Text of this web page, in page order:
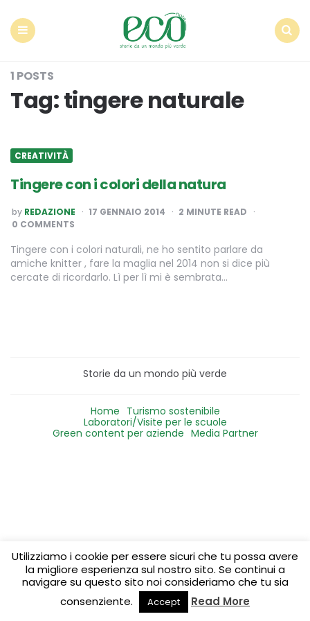
1 POSTS
Tag:tingere naturale
CREATIVITÀ
Tingere con i colori della natura
POSTED
BY
by REDAZIONE 17 GENNAIO 2014 2 MINUTE READ
0 COMMENTS
Tingere con i colori naturali, ne ho sentito parlare da
amiche knitter , fare la maglia nel 2014 non si dice più
cercate di ricordarlo. Lì per lì mi è sembrata…
Storie da un mondo più verde
Home Turismo sostenibile
Laboratori/Visite per le scuole
Green content per aziende Media Partner
Utilizziamo i cookie per essere sicuri che tu possa avere
la migliore esperienza sul nostro sito. Se continui a
navigare su questo sito noi consideriamo che tu sia
consenziente.
Accept Read More